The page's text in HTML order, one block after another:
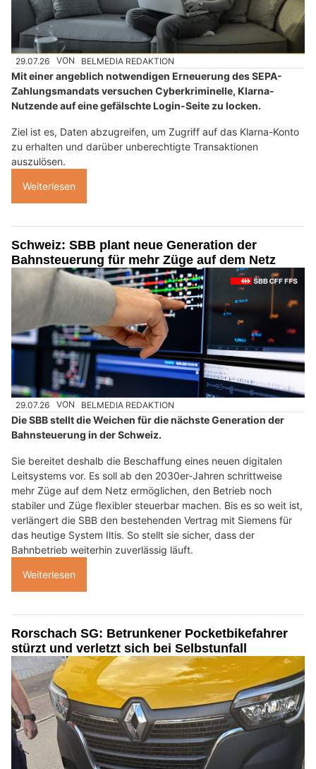
29.07.26 VON BELMEDIA REDAKTION
Mit einer angeblich notwendigen Erneuerung des SEPA-
Zahlungsmandats versuchen Cyberkriminelle, Klarna-
Nutzende auf eine gefälschte Login-Seite zu locken.
Ziel ist es, Daten abzugreifen, um Zugriff auf das Klarna-Konto
zu erhalten und darüber unberechtigte Transaktionen
auszulösen.
Weiterlesen
Schweiz: SBB plant neue Generation der
Bahnsteuerung für mehr Züge auf dem Netz
29.07.26 VON BELMEDIA REDAKTION
Die SBB stellt die Weichen für die nächste Generation der
Bahnsteuerung in der Schweiz.
Sie bereitet deshalb die Beschaffung eines neuen digitalen
Leitsystems vor. Es soll ab den 2030er-Jahren schrittweise
mehr Züge auf dem Netz ermöglichen, den Betrieb noch
stabiler und Züge flexibler steuerbar machen. Bis es so weit ist,
verlängert die SBB den bestehenden Vertrag mit Siemens für
das heutige System Iltis. So stellt sie sicher, dass der
Bahnbetrieb weiterhin zuverlässig läuft.
Weiterlesen
Rorschach SG: Betrunkener Pocketbikefahrer
stürzt und verletzt sich bei Selbstunfall